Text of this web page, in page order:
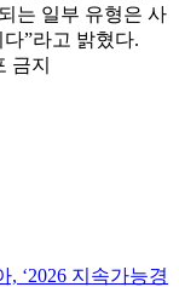
는 일부 유형은 사
다”라고 밝혔다.
금지
‘2026 지속가능경